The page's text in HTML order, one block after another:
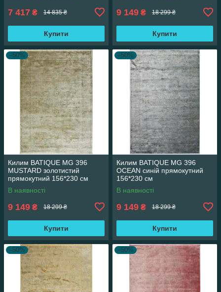
7 417 ₴ 14 835 ₴
Купити
9 149 ₴ 18 299 ₴
Купити
–50%
Килим BATIQUE MG 396
MUSTARD золотистий
прямокутний 156*230 см
В наявності
9 149 ₴ 18 299 ₴
Купити
–50%
Килим BATIQUE MG 396
OCEAN синій прямокутний
156*230 см
В наявності
9 149 ₴ 18 299 ₴
Купити
–50% –50%